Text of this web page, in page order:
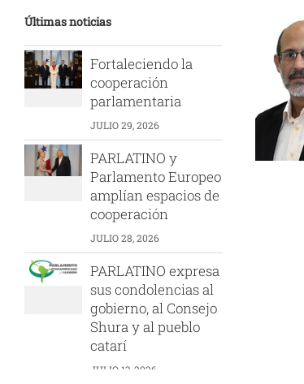
Últimas noticias
Fortaleciendo la
cooperación
parlamentaria
JULIO 29, 2026
PARLATINO y
Parlamento Europeo
amplían espacios de
cooperación
JULIO 28, 2026
PARLATINO expresa
sus condolencias al
gobierno, al Consejo
Shura y al pueblo
catarí
JULIO 13, 2026